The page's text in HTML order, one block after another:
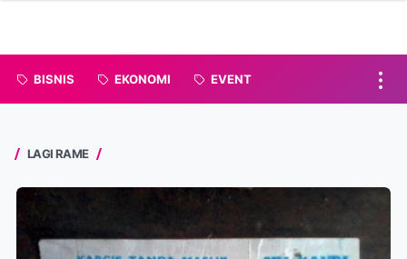
BISNIS EKONOMI EVENT
LAGI RAME